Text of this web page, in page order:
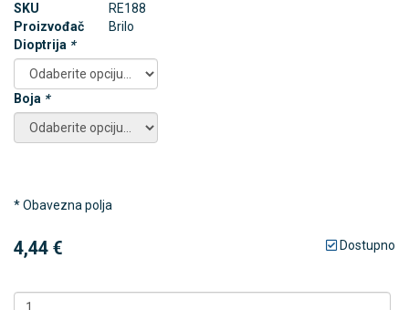
SKU
RE188
Proizvođač
Brilo
Dioptrija *
Boja *
* Obavezna polja
4,44 € Dostupno